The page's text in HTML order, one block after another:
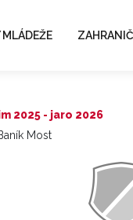
MLÁDEŽE
2025 - jaro 2026
Most